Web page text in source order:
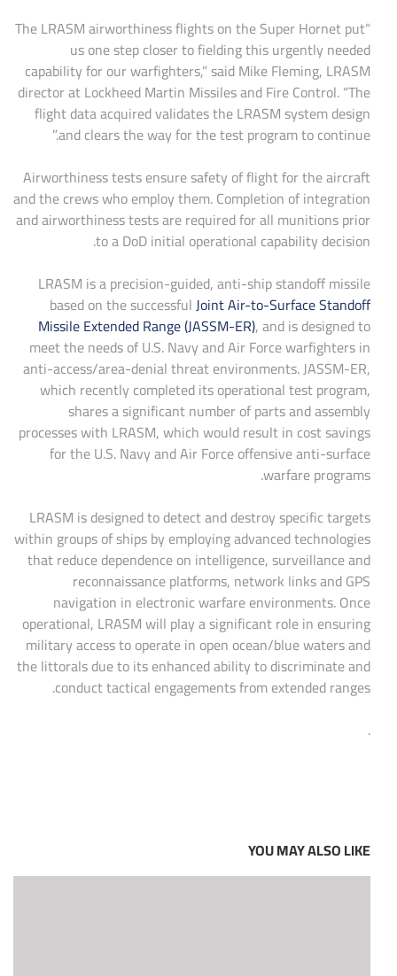
“The LRASM airworthiness flights on the Super Hornet put
us one step closer to fielding this urgently needed
capability for our warfighters,” said Mike Fleming, LRASM
director at Lockheed Martin Missiles and Fire Control. “The
flight data acquired validates the LRASM system design
and clears the way for the test program to continue.”
Airworthiness tests ensure safety of flight for the aircraft
and the crews who employ them. Completion of integration
and airworthiness tests are required for all munitions prior
to a DoD initial operational capability decision.
LRASM is a precision-guided, anti-ship standoff missile
based on the successfulJoint Air-to-Surface Standoff
Missile Extended Range (JASSM-ER), and is designed to
meet the needs of U.S. Navy and Air Force warfighters in
anti-access/area-denial threat environments. JASSM-ER,
which recently completed its operational test program,
shares a significant number of parts and assembly
processes with LRASM, which would result in cost savings
for the U.S. Navy and Air Force offensive anti-surface
warfare programs.
LRASM is designed to detect and destroy specific targets
within groups of ships by employing advanced technologies
that reduce dependence on intelligence, surveillance and
reconnaissance platforms, network links and GPS
navigation in electronic warfare environments. Once
operational, LRASM will play a significant role in ensuring
military access to operate in open ocean/blue waters and
the littorals due to its enhanced ability to discriminate and
conduct tactical engagements from extended ranges.
.
YOU MAY ALSO LIKE